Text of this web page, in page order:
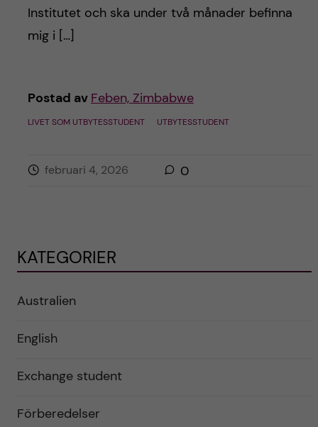
Institutet och ska under två månader befinna
mig i […]
Postad av Feben, Zimbabwe
LIVET SOM UTBYTESSTUDENT UTBYTESSTUDENT
februari 4, 2026 0
KATEGORIER
Australien
English
Exchange student
Förberedelser